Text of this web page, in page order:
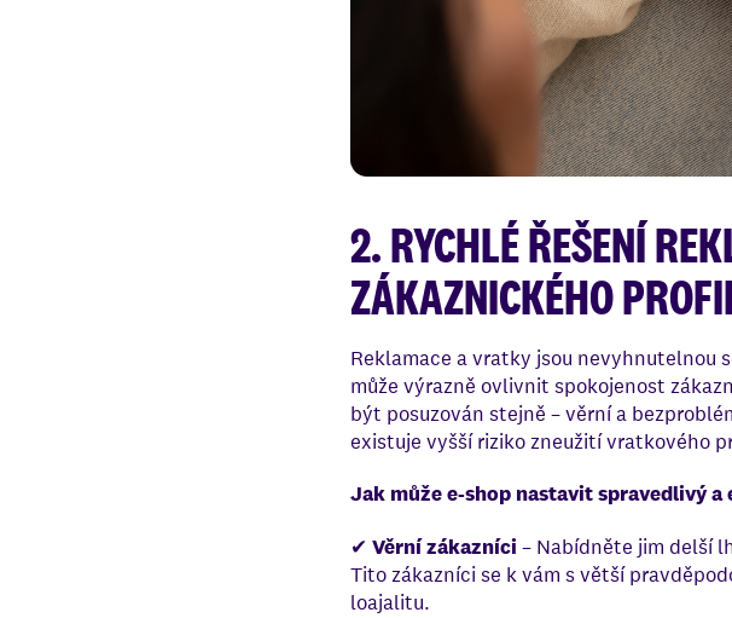
2. RYCHLÉ ŘEŠENÍ
ZÁKAZNICKÉHO
Reklamace a vratky jsou nevyhnutelnou
může výrazně ovlivnit spokojenost
být posuzován stejně – věrní a
existuje vyšší riziko zneužití vratkového
Jak může e-shop nastavit spravedlivý
✔ Věrní zákazníci – Nabídněte jim delší
Tito zákazníci se k vám s větší
loajalitu.